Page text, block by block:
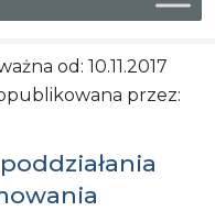
od: 10.11.2017
opublikowana przez: